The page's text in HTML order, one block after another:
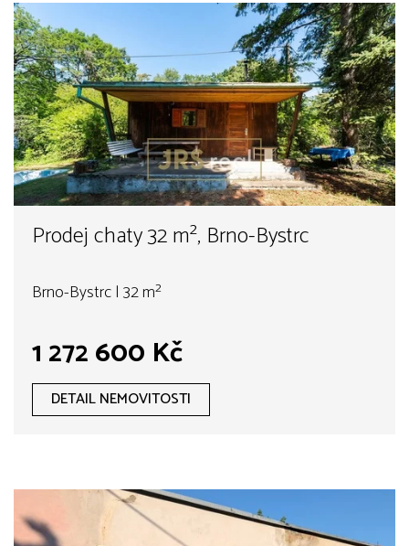
Prodej chaty 32 m², Brno-Bystrc
Brno-Bystrc | 32 m²
1 272 600 Kč
DETAIL NEMOVITOSTI